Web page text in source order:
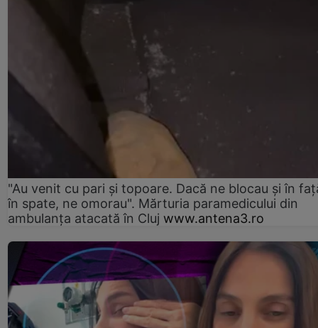
"Au venit cu pari și topoare. Dacă ne blocau şi în
în spate, ne omorau". Mărturia paramedicului din
ambulanţa atacată în Cluj www.antena3.ro